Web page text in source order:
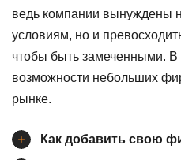
ведь компании вынуждены
условиям, но и
чтобы быть замеченными. В
возможности небольших
рынке.
Как добавить свою